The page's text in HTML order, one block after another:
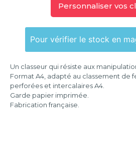
anneaux
Personnaliser vos
Un classeur qui résiste aux
Format A4, adapté au classement de
perforées et intercalaires A4.
Garde papier imprimée.
Fabrication française.